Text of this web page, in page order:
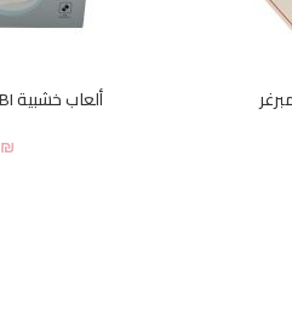
ألعاب خشبية KABI – ماكينة توست
₪